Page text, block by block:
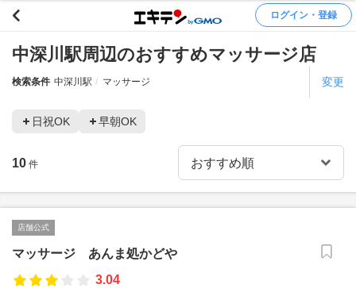
ログイン・登録
中深川駅周辺のおすすめマッサージ店
検索条件 中深川駅 マッサージ 変更
日祝OK 早朝OK
10 件
店舗公式
マッサージ あんま処かどや
3.04